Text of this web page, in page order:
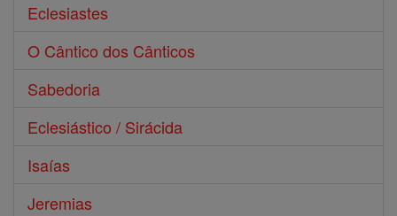
Eclesiastes
O Cântico dos Cânticos
Sabedoria
Eclesiástico / Sirácida
Isaías
Jeremias